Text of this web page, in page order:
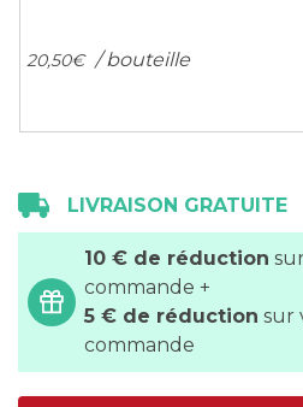
20,50€ / bouteille
LIVRAISON GRATUITE
10 € de réduction
commande +
5 € de réduction sur
commande